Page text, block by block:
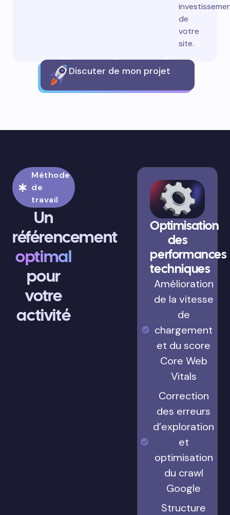
de
votre
site.
Discuter de mon projet
Méthode
de
travail
Un
référencement
optimal
pour
votre
activité
Optimisation
des
performances
techniques
Amélioration
de la vitesse
de
chargement
et du score
Core Web
Vitals
Correction
des erreurs
d’exploration
et
optimisation
du crawl
Google
Structure